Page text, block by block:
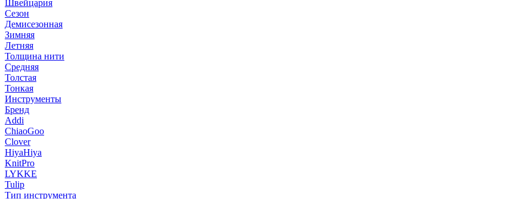
Швейцария
Сезон
Демисезонная
Зимняя
Летняя
Толщина нити
Средняя
Толстая
Тонкая
Инструменты
Бренд
Addi
ChiaoGoo
Clover
HiyaHiya
KnitPro
LYKKE
Tulip
Тип инструмента